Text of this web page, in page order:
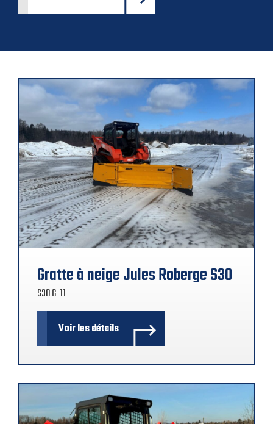
Gratte à neige Jules Roberge S30
S30 6-11
Voir les détails